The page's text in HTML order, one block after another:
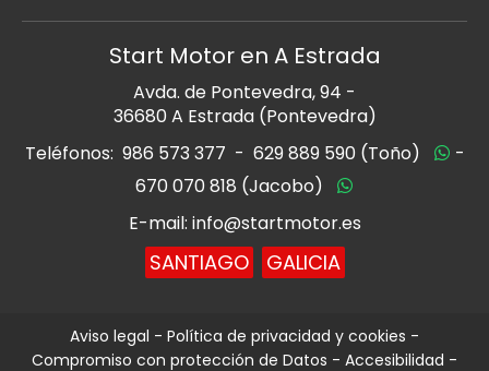
Start Motor en A Estrada
Avda. de Pontevedra, 94 -
36680 A Estrada (Pontevedra)
Teléfonos: 986 573 377 - 629 889 590 (Toño)
-
670 070 818 (Jacobo)
E-mail: info@startmotor.es
SANTIAGO GALICIA
Aviso legal - Política de privacidad y cookies -
Compromiso con protección de Datos - Accesibilidad -